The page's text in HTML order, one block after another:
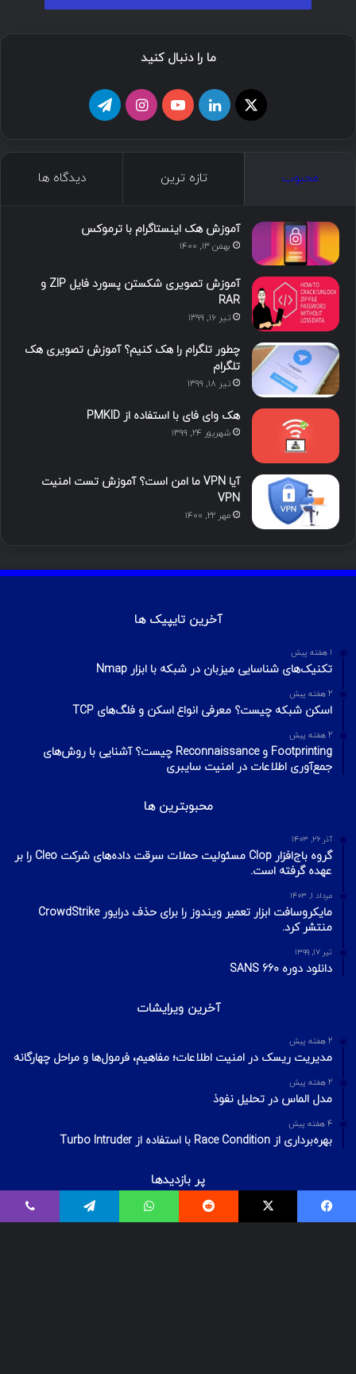
ما را دنبال کنید
محبوب تازه ترین دیدگاه ها
آموزش هک اینستاگرام با ترموکس
بهمن ۱۳, ۱۴۰۰
آموزش تصویری شکستن پسورد فایل ZIP و
RAR
تیر ۱۶, ۱۳۹۹
چطور تلگرام را هک کنیم؟ آموزش تصویری هک
تلگرام
تیر ۱۸, ۱۳۹۹
هک وای فای با استفاده از PMKID
شهریور ۲۴, ۱۳۹۹
آیا VPN ما امن است؟ آموزش تست امنیت
VPN
مهر ۲۲, ۱۴۰۰
آخرین تایپیک ها
1 هفته پیش
تکنیک‌های شناسایی میزبان در شبکه با ابزار Nmap
2 هفته پیش
اسکن شبکه چیست؟ معرفی انواع اسکن و فلگ‌های TCP
2 هفته پیش
Footprinting و Reconnaissance چیست؟ آشنایی با روش‌های
جمع‌آوری اطلاعات در امنیت سایبری
محبوبترین ها
آذر ۲۶, ۱۴۰۳
گروه باج‌افزار Clop مسئولیت حملات سرقت داده‌های شرکت Cleo را بر
عهده گرفته است.
مرداد ۱, ۱۴۰۳
مایکروسافت ابزار تعمیر ویندوز را برای حذف درایور CrowdStrike
منتشر کرد.
تیر ۱۷, ۱۳۹۹
دانلود دوره SANS 660
آخرین ویرایشات
2 هفته پیش
مدیریت ریسک در امنیت اطلاعات؛ مفاهیم، فرمول‌ها و مراحل چهارگانه
2 هفته پیش
مدل الماس در تحلیل نفوذ
4 هفته پیش
بهره‌برداری از Race Condition با استفاده از Turbo Intruder
پر بازدیدها
اردیبهشت ۲۰, ۱۴۰۰